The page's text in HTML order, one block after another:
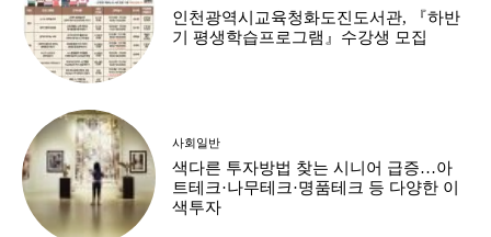
인천광역시교육청화도진도서관, 『하반
기 평생학습프로그램』수강생 모집
사회일반
색다른 투자방법 찾는 시니어 급증…아
트테크·나무테크·명품테크 등 다양한 이
색투자